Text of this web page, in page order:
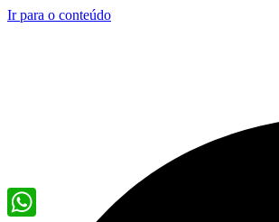
Ir para o conteúdo